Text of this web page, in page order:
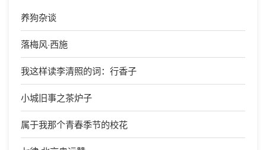
养狗杂谈
落梅风·西施
我这样读李清照的词：行香子
小城旧事之茶炉子
属于我那个青春季节的校花